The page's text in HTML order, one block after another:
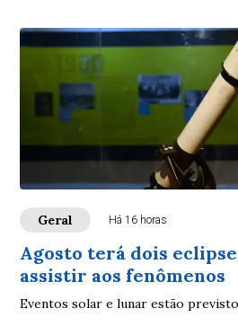
Geral Há 16 horas
Agosto terá dois
assistir aos fenômenos
Eventos solar e lunar estão